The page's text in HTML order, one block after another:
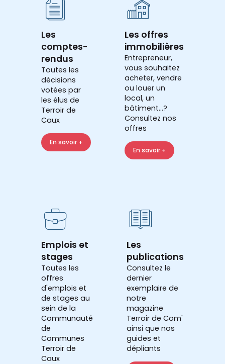
Les
comptes-
rendus
Toutes les
décisions
votées par
les élus de
Terroir de
Caux
En savoir +
Les offres
immobilières
Entrepreneur,
vous souhaitez
acheter, vendre
ou louer un
local, un
bâtiment...?
Consultez nos
offres
En savoir +
Emplois et
stages
Toutes les
offres
d'emplois et
de stages au
sein de la
Communauté
de
Communes
Terroir de
Caux
Les
publications
Consultez le
dernier
exemplaire de
notre
magazine
Terroir de Com'
ainsi que nos
guides et
dépliants